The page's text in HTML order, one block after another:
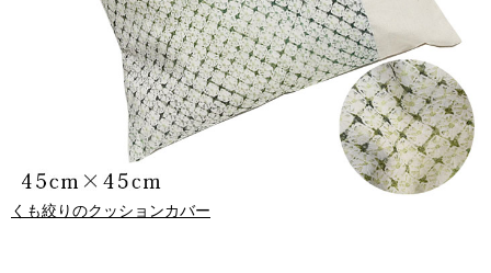
くも絞りのクッションカバー